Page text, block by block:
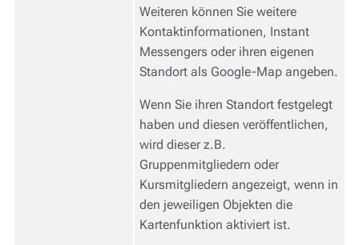
Weiteren können Sie weitere
Kontaktinformationen, Instant
Messengers oder ihren eigenen
Standort als Google-Map angeben.
Wenn Sie ihren Standort festgelegt
haben und diesen veröffentlichen,
wird dieser z.B.
Gruppenmitgliedern oder
Kursmitgliedern angezeigt, wenn in
den jeweiligen Objekten die
Kartenfunktion aktiviert ist.